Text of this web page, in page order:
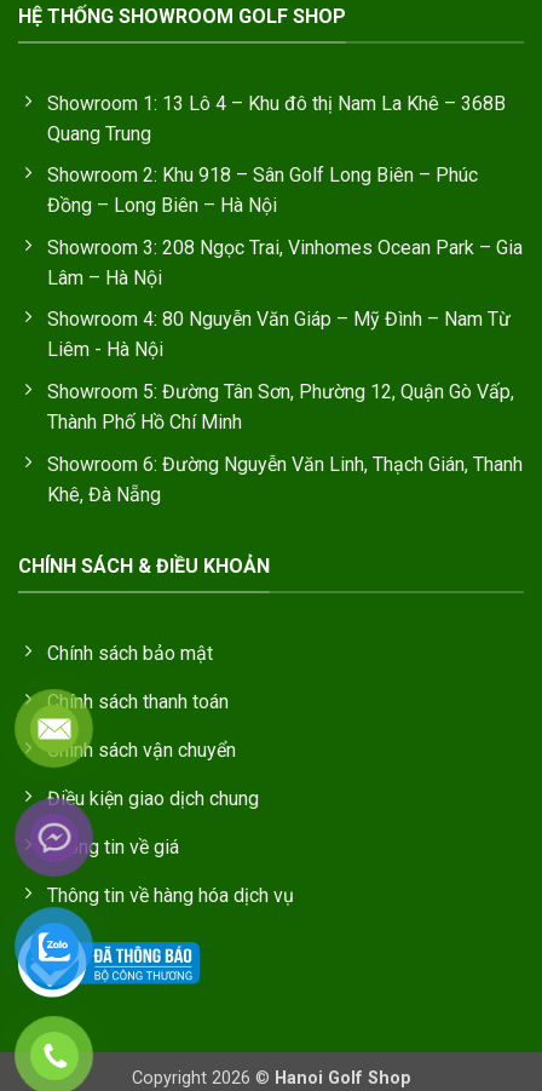
HỆ THỐNG SHOWROOM GOLF SHOP
Showroom 1: 13 Lô 4 – Khu đô thị Nam La Khê – 368B
Quang Trung
Showroom 2: Khu 918 – Sân Golf Long Biên – Phúc
Đồng – Long Biên – Hà Nội
Showroom 3: 208 Ngọc Trai, Vinhomes Ocean Park – Gia
Lâm – Hà Nội
Showroom 4: 80 Nguyễn Văn Giáp – Mỹ Đình – Nam Từ
Liêm - Hà Nội
Showroom 5: Đường Tân Sơn, Phường 12, Quận Gò Vấp,
Thành Phố Hồ Chí Minh
Showroom 6: Đường Nguyễn Văn Linh, Thạch Gián, Thanh
Khê, Đà Nẵng
CHÍNH SÁCH & ĐIỀU KHOẢN
Chính sách bảo mật
Chính sách thanh toán
Chính sách vận chuyển
Điều kiện giao dịch chung
Thông tin về giá
Thông tin về hàng hóa dịch vụ
Copyright 2026 © Hanoi Golf Shop